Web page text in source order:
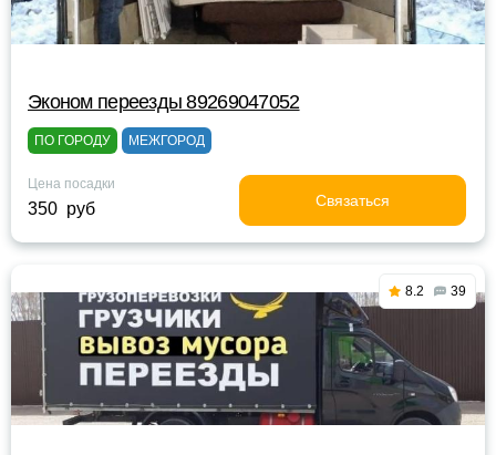
Эконом переезды 89269047052
ПО ГОРОДУ МЕЖГОРОД
Цена посадки
350 руб Связаться
8.2 39